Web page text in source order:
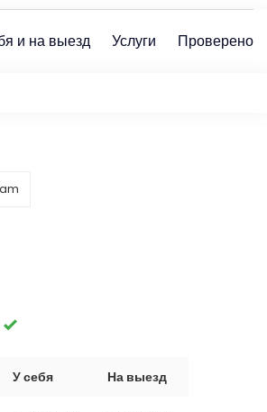
и на выезд Услуги Проверено
У себя На выезд